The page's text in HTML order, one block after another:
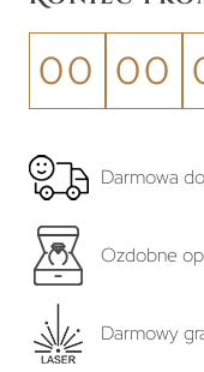
00 00
Darmowa
Ozdobne
Darmowy